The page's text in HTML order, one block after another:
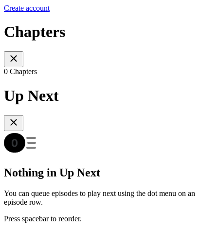
Create account
Chapters
0 Chapters
Up Next
Nothing in Up Next
You can queue episodes to play next using the dot menu on an
episode row.
Press spacebar to reorder.